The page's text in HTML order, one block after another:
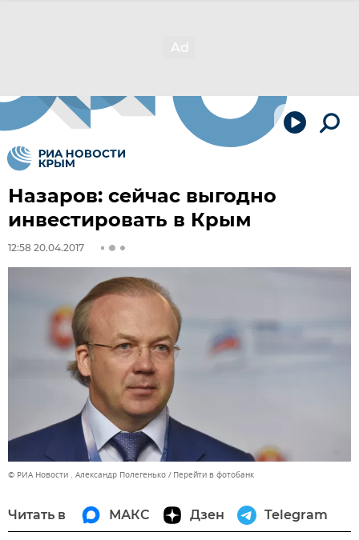
Назаров: сейчас выгодно
инвестировать в Крым
12:58 20.04.2017
© РИА Новости . Александр Полегенько Перейти в фотобанк
Читать в МАКС Дзен Telegram